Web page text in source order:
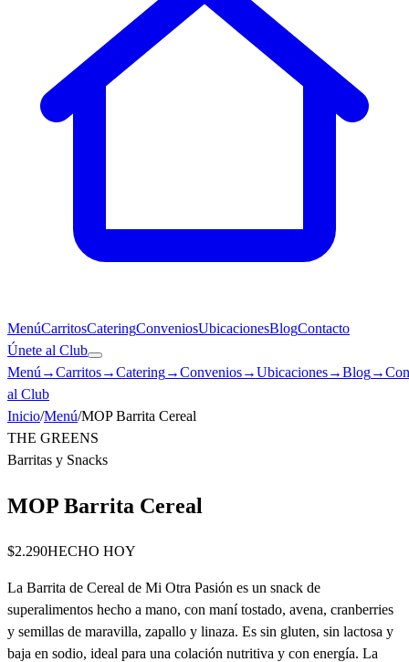
MenúCarritosCateringConveniosUbicacionesBlogContacto
Únete al Club
Menú →Carritos→Catering→Convenios→Ubicaciones→Blog→
al Club
Inicio/Menú/MOP Barrita Cereal
THE GREENS
Barritas y Snacks
MOP Barrita Cereal
$2.290HECHO HOY
La Barrita de Cereal de Mi Otra Pasión es un snack de
superalimentos hecho a mano, con maní tostado, avena, cranberries
y semillas de maravilla, zapallo y linaza. Es sin gluten, sin lactosa y
baja en sodio, ideal para una colación nutritiva y con energía. La